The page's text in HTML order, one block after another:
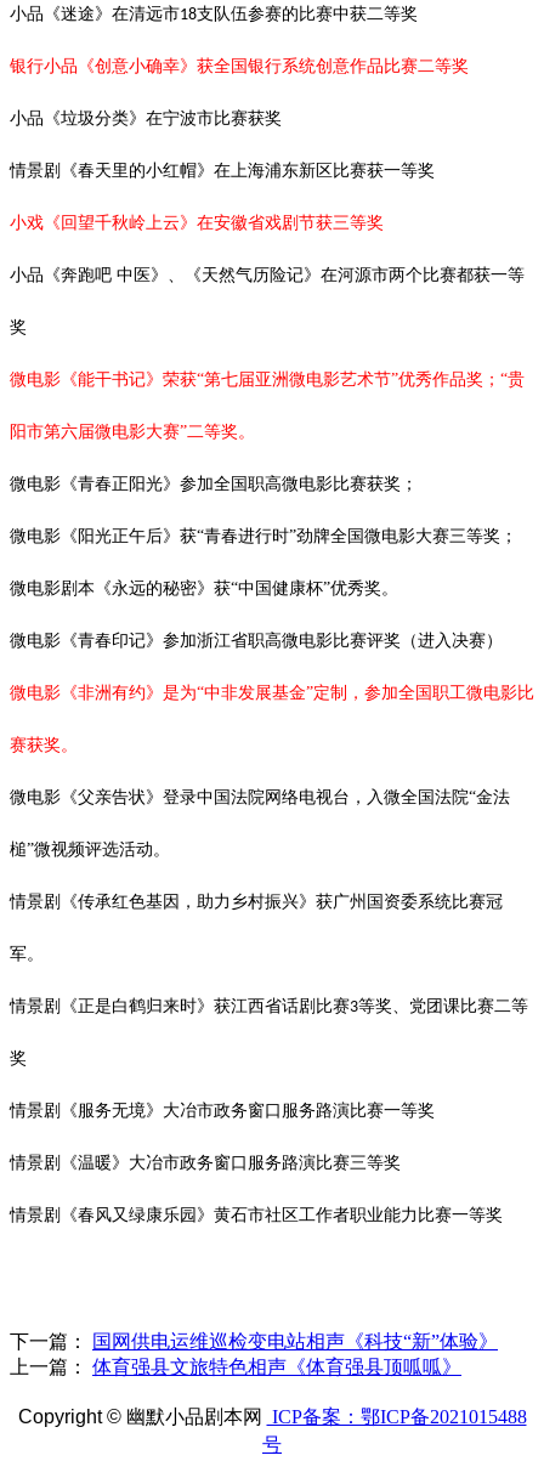
小品《迷途》在清远市18支队伍参赛的比赛中获二等奖
银行小品《创意小确幸》获全国银行系统创意作品比赛二等奖
小品《垃圾分类》在宁波市比赛获奖
情景剧《春天里的小红帽》在上海浦东新区比赛获一等奖
小戏《回望千秋岭上云》在安徽省戏剧节获三等奖
小品《奔跑吧 中医》、《天然气历险记》在河源市两个比赛都获一等
奖
微电影《能干书记》荣获“第七届亚洲微电影艺术节”优秀作品奖；“贵
阳市第六届微电影大赛”二等奖。
微电影《青春正阳光》参加全国职高微电影比赛获奖；
微电影《阳光正午后》获“青春进行时”劲牌全国微电影大赛三等奖；
微电影剧本《永远的秘密》获“中国健康杯”优秀奖。
微电影《青春印记》参加浙江省职高微电影比赛评奖（进入决赛）
微电影《非洲有约》是为“中非发展基金”定制，参加全国职工微电影比
赛获奖。
微电影《父亲告状》登录中国法院网络电视台，入微全国法院“金法
槌”微视频评选活动。
情景剧《传承红色基因，助力乡村振兴》获广州国资委系统比赛冠
军。
情景剧《正是白鹤归来时》获江西省话剧比赛3等奖、党团课比赛二等
奖
情景剧《服务无境》大冶市政务窗口服务路演比赛一等奖
情景剧《温暖》大冶市政务窗口服务路演比赛三等奖
情景剧《春风又绿康乐园》黄石市社区工作者职业能力比赛一等奖
下一篇：
国网供电运维巡检变电站相声《科技“新”体验》
上一篇：
体育强县文旅特色相声《体育强县顶呱呱》
Copyright © 幽默小品剧本网
ICP备案：鄂ICP备2021015488
号